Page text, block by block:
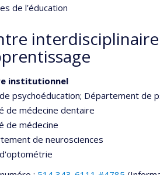
de l’éducation
institutionnel
psychoéducation; Département de
de médecine dentaire
de médecine
de neurosciences